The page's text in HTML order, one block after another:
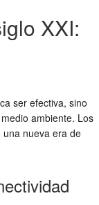
XXI:
ser efectiva, sino
ambiente. Los
nueva era de